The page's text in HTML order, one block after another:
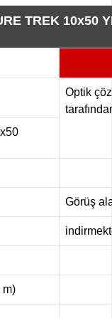
TREK 10x50
Optik
Görüş
m)